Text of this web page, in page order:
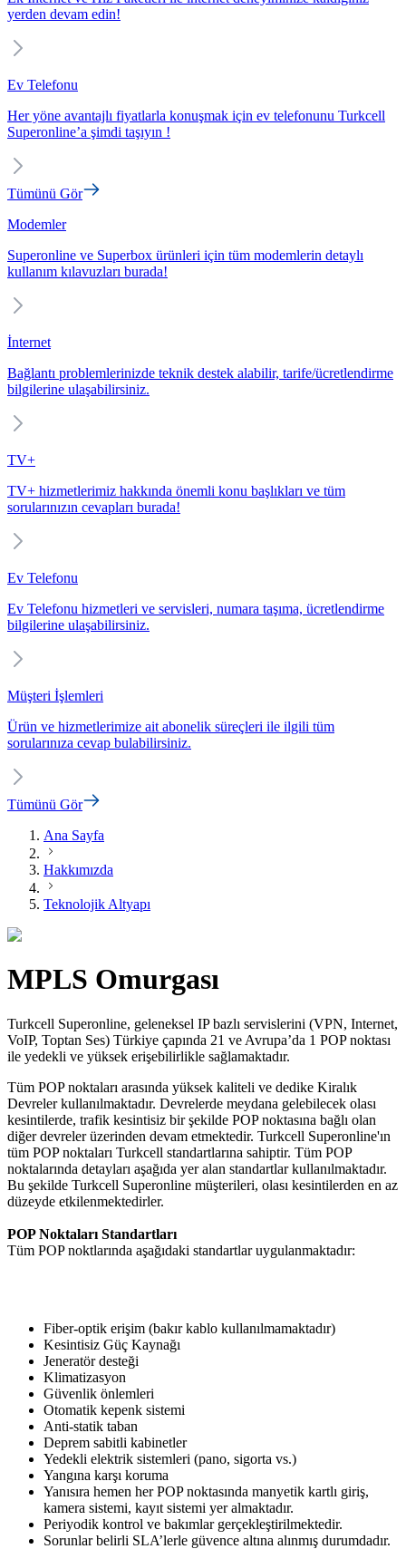
yerden devam edin!
Ev Telefonu
Her yöne avantajlı fiyatlarla konuşmak için ev telefonunu Turkcell
Superonline’a şimdi taşıyın !
Tümünü Gör
Modemler
Superonline ve Superbox ürünleri için tüm modemlerin detaylı
kullanım kılavuzları burada!
İnternet
Bağlantı problemlerinizde teknik destek alabilir, tarife/ücretlendirme
bilgilerine ulaşabilirsiniz.
TV+
TV+ hizmetlerimiz hakkında önemli konu başlıkları ve tüm
sorularınızın cevapları burada!
Ev Telefonu
Ev Telefonu hizmetleri ve servisleri, numara taşıma, ücretlendirme
bilgilerine ulaşabilirsiniz.
Müşteri İşlemleri
Ürün ve hizmetlerimize ait abonelik süreçleri ile ilgili tüm
sorularınıza cevap bulabilirsiniz.
Tümünü Gör
Ana Sayfa
Hakkımızda
Teknolojik Altyapı
MPLS Omurgası
Turkcell Superonline, geleneksel IP bazlı servislerini (VPN, Internet,
VoIP, Toptan Ses) Türkiye çapında 21 ve Avrupa’da 1 POP noktası
ile yedekli ve yüksek erişebilirlikle sağlamaktadır.
​​Tüm POP noktaları arasında yüksek kaliteli ve dedike Kiralık
Devreler kullanılmaktadır. Devrelerde meydana gelebilecek olası
kesintilerde, trafik kesintisiz bir şekilde POP noktasına bağlı olan
diğer devreler üzerinden devam etmektedir. Turkcell Superonline'ın
tüm POP noktaları Turkcell standartlarına sahiptir. Tüm POP
noktalarında detayları aşağıda yer alan standartlar kullanılmaktadır.
Bu şekilde Turkcell Superonline müşterileri, olası kesintilerden en az
düzeyde etkilenmektedirler.
POP Noktaları Standartları​
Tüm POP noktlarında aşağıdaki standartlar uygulanmaktadır:​
Fiber-optik erişim (bakır kablo kullanılmamaktadır)
Kesintisiz Güç Kaynağı
Jeneratör desteği
Klimatizasyon
Güvenlik önlemleri
Otomatik kepenk sistemi
Anti-statik taban
Deprem sabitli kabinetler
Yedekli elektrik sistemleri (pano, sigorta vs.)
Yangına karşı koruma
Yanısıra hemen her POP noktasında manyetik kartlı giriş,
kamera sistemi, kayıt sistemi yer almaktadır.
Periyodik kontrol ve bakımlar gerçekleştirilmektedir.
Sorunlar belirli SLA’lerle güvence altına alınmış durumdadır.